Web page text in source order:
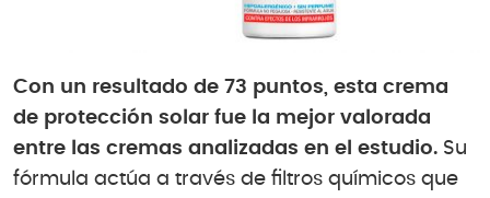
Con un resultado de 73 puntos, esta crema
de protección solar fue la mejor valorada
entre las cremas analizadas en el estudio. Su
fórmula actúa a través de filtros químicos que